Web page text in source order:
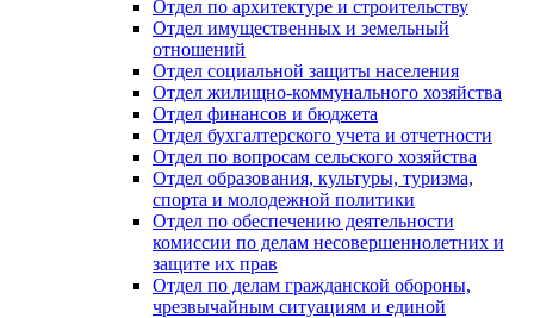
Отдел по архитектуре и строительству
Отдел имущественных и земельный
отношений
Отдел социальной защиты населения
Отдел жилищно-коммунального хозяйства
Отдел финансов и бюджета
Отдел бухгалтерского учета и отчетности
Отдел по вопросам сельского хозяйства
Отдел образования, культуры, туризма,
спорта и молодежной политики
Отдел по обеспечению деятельности
комиссии по делам несовершеннолетних и
защите их прав
Отдел по делам гражданской обороны,
чрезвычайным ситуациям и единой